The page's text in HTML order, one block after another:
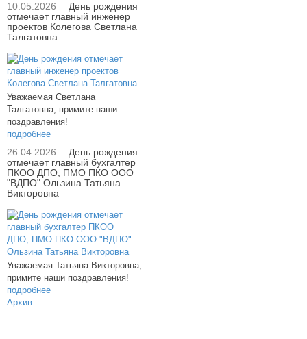
10.05.2026
День рождения
отмечает главный инженер
проектов Колегова Светлана
Талгатовна
Уважаемая Светлана
Талгатовна, примите наши
поздравления!
подробнее
26.04.2026
День рождения
отмечает главный бухгалтер
ПКОО ДПО, ПМО ПКО ООО
"ВДПО" Ользина Татьяна
Викторовна
Уважаемая Татьяна Викторовна,
примите наши поздравления!
подробнее
Архив